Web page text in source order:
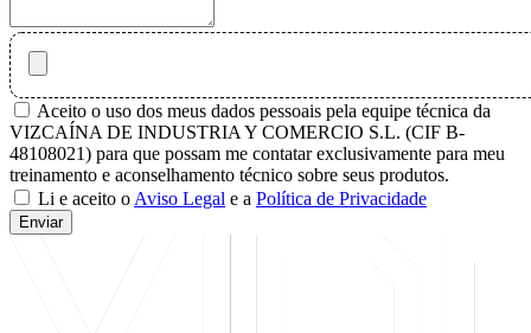
Aceito o uso dos meus dados pessoais pela equipe técnica da
VIZCAÍNA DE INDUSTRIA Y COMERCIO S.L. (CIF B-
48108021) para que possam me contatar exclusivamente para meu
treinamento e aconselhamento técnico sobre seus produtos.
Li e aceito o Aviso Legal e a Política de Privacidade
Enviar